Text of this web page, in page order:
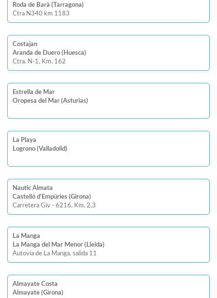
Roda de Barà (Tarragona)
Ctra N340 km 1183
Costajan
Aranda de Duero (Huesca)
Ctra. N-1, Km. 162
Estrella de Mar
Oropesa del Mar (Asturias)
La Playa
Logrono (Valladolid)
Nautic Almata
Castelló d'Empúries (Girona)
Carretera Giv - 6216, Km. 2,3
La Manga
La Manga del Mar Menor (Lleida)
Autovía de La Manga, salida 11
Almayate Costa
Almayate (Girona)